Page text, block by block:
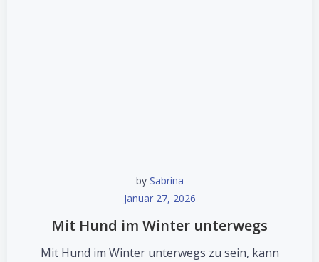
by Sabrina
Januar 27, 2026
Mit Hund im Winter unterwegs
Mit Hund im Winter unterwegs zu sein, kann